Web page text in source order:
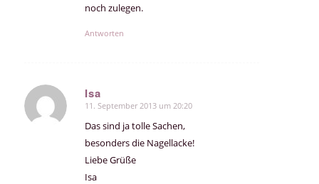
noch zulegen.
Antworten
Isa
sagte:
11. September 2013 um 20:20
Das sind ja tolle Sachen,
besonders die Nagellacke!
Liebe Grüße
Isa